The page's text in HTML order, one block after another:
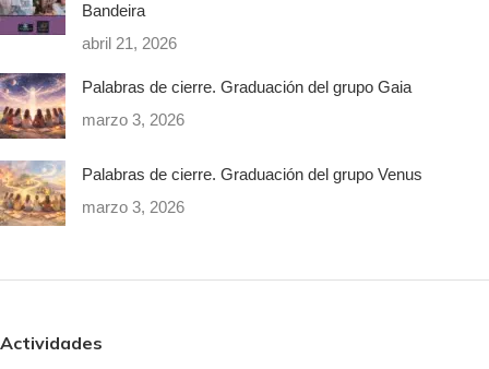
Bandeira
abril 21, 2026
Palabras de cierre. Graduación del grupo Gaia
marzo 3, 2026
Palabras de cierre. Graduación del grupo Venus
marzo 3, 2026
Actividades